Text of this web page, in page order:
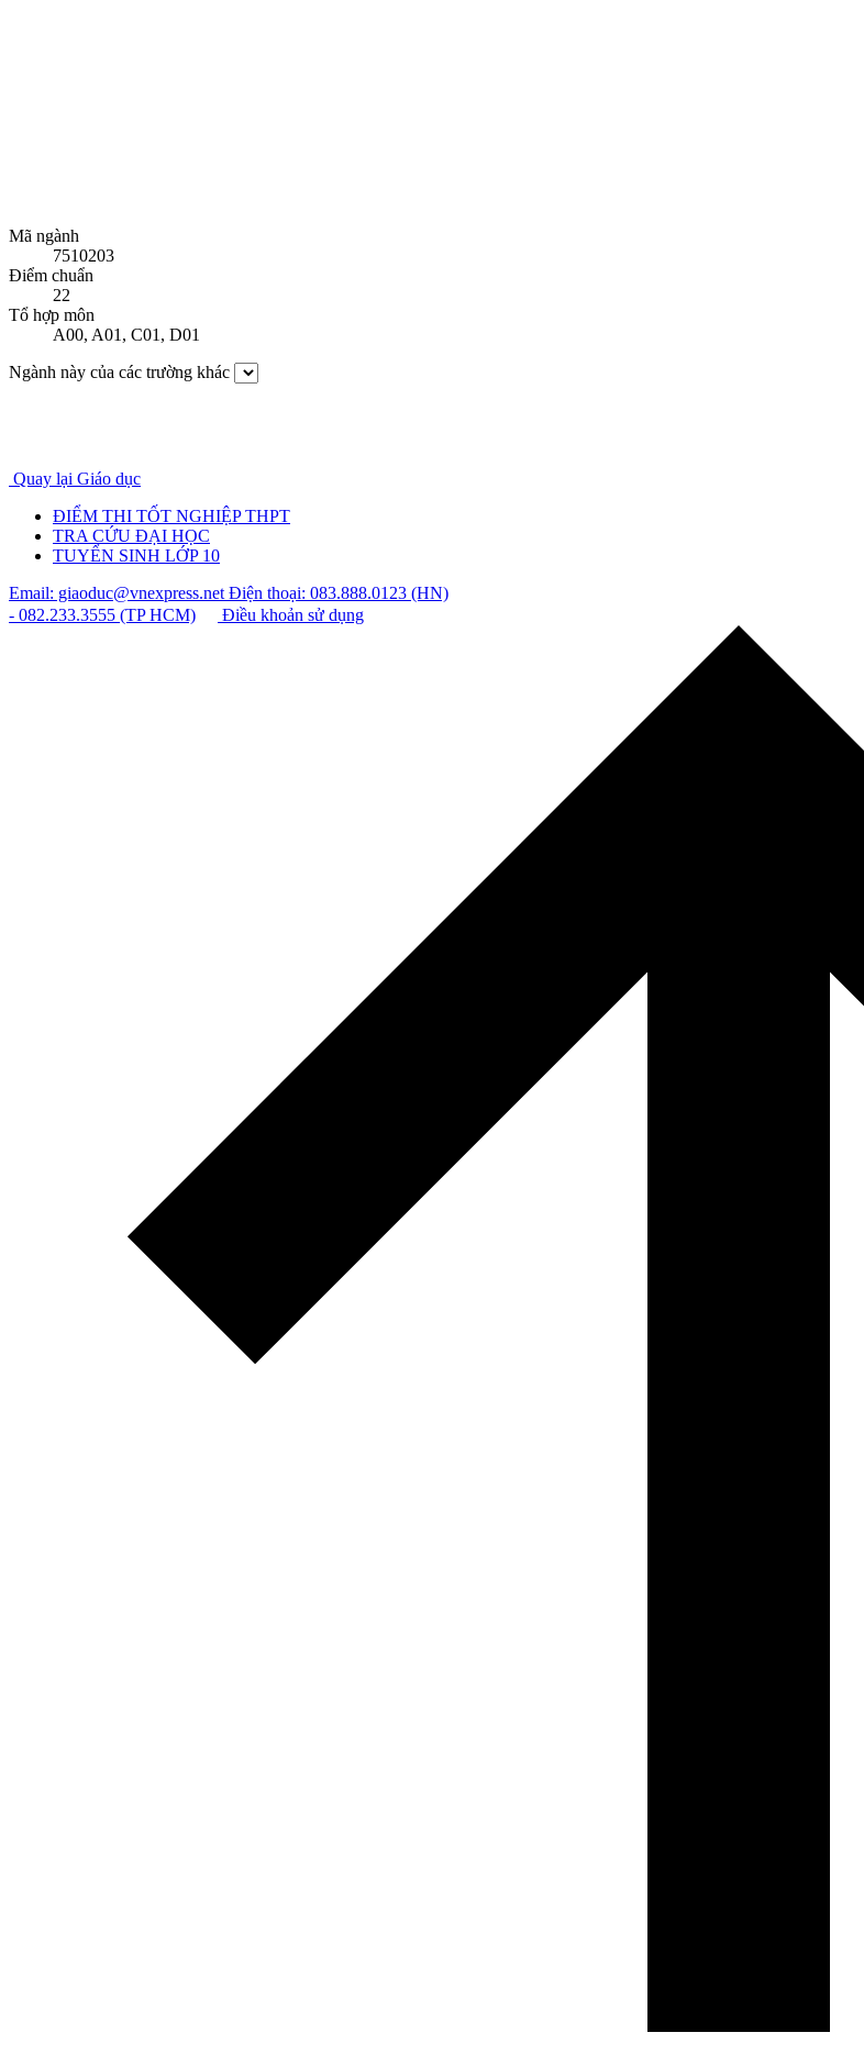
Mã ngành
7510203
Điểm chuẩn
22
Tổ hợp môn
A00, A01, C01, D01
Ngành này của các trường khác
Quay lại Giáo dục
ĐIỂM THI TỐT NGHIỆP THPT
TRA CỨU ĐẠI HỌC
TUYỂN SINH LỚP 10
Email: giaoduc@vnexpress.netĐiện thoại: 083.888.0123 (HN)
- 082.233.3555 (TP HCM)
Điều khoản sử dụng